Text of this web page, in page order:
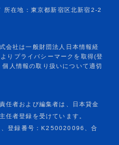
任者および編集者は、日本貸金
任者登録を受けています。
登録番号：K250020096、合